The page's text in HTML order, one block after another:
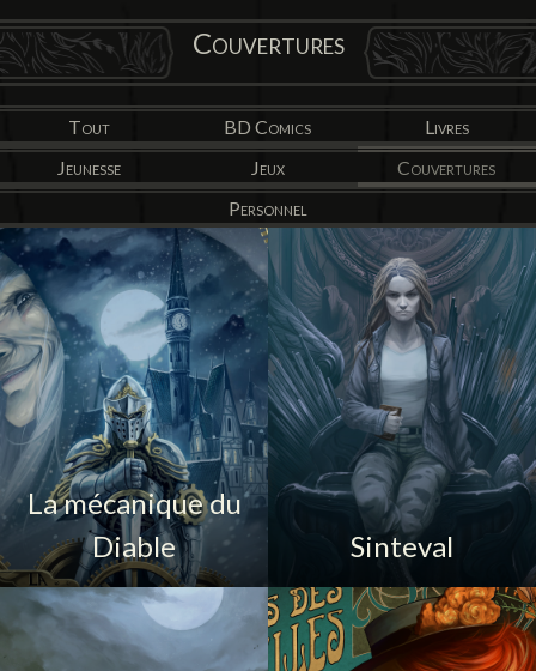
Couvertures
Tout BD Comics
Livres
Jeunesse
Jeux
Couvertures
Personnel
La mécanique du
Diable
Sinteval